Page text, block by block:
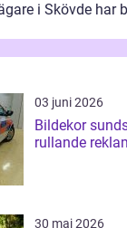
i Skövde har
03 juni 2026
Bildekor sundsvall så blir
rullande
30 maj 2026